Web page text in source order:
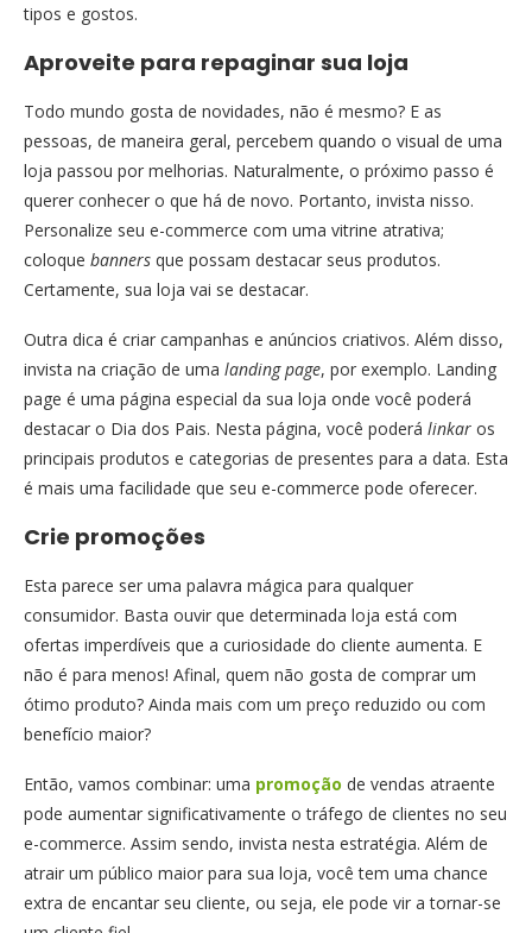
tipos e gostos.
Aproveite para repaginar sua loja
Todo mundo gosta de novidades, não é mesmo? E as
pessoas, de maneira geral, percebem quando o visual de uma
loja passou por melhorias. Naturalmente, o próximo passo é
querer conhecer o que há de novo. Portanto, invista nisso.
Personalize seu e-commerce com uma vitrine atrativa;
coloque banners que possam destacar seus produtos.
Certamente, sua loja vai se destacar.
Outra dica é criar campanhas e anúncios criativos. Além disso,
invista na criação de uma landing page, por exemplo. Landing
page é uma página especial da sua loja onde você poderá
destacar o Dia dos Pais. Nesta página, você poderá linkar os
principais produtos e categorias de presentes para a data. Esta
é mais uma facilidade que seu e-commerce pode oferecer.
Crie promoções
Esta parece ser uma palavra mágica para qualquer
consumidor. Basta ouvir que determinada loja está com
ofertas imperdíveis que a curiosidade do cliente aumenta. E
não é para menos! Afinal, quem não gosta de comprar um
ótimo produto? Ainda mais com um preço reduzido ou com
benefício maior?
Então, vamos combinar: uma promoção de vendas atraente
pode aumentar significativamente o tráfego de clientes no seu
e-commerce. Assim sendo, invista nesta estratégia. Além de
atrair um público maior para sua loja, você tem uma chance
extra de encantar seu cliente, ou seja, ele pode vir a tornar-se